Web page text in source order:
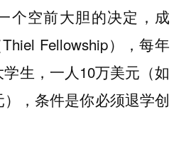
个空前大胆的决定，成
Fellowship），每年
生，一人10万美元（如
，条件是你必须退学创